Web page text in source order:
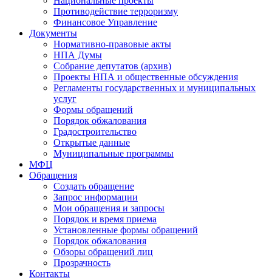
Противодействие терроризму
Финансовое Управление
Документы
Нормативно-правовые акты
НПА Думы
Собрание депутатов (архив)
Проекты НПА и общественные обсуждения
Регламенты государственных и муниципальных
услуг
Формы обращений
Порядок обжалования
Градостроительство
Открытые данные
Муниципальные программы
МФЦ
Обращения
Создать обращение
Запрос информации
Мои обращения и запросы
Порядок и время приема
Установленные формы обращений
Порядок обжалования
Обзоры обращений лиц
Прозрачность
Контакты